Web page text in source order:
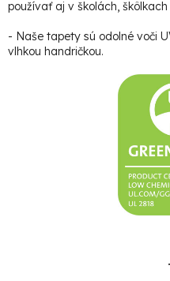
používať aj v školách,
- Naše tapety sú odolné voči
vlhkou handričkou.